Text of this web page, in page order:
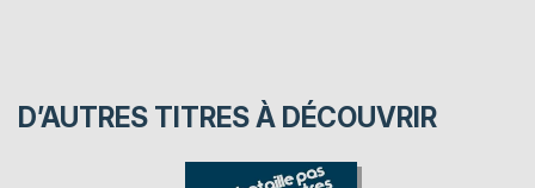
D’AUTRES TITRES À DÉCOUVRIR